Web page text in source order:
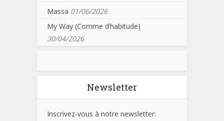
Massa 01/06/2026
My Way (Comme d’habitude)
30/04/2026
Newsletter
Inscrivez-vous à notre newsletter: